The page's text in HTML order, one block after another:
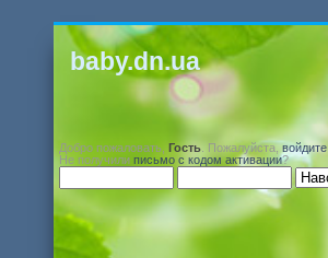
baby.dn.ua
Добро пожаловать, Гость . Пожалуйста,войдите
Не получили письмо с кодом активации?